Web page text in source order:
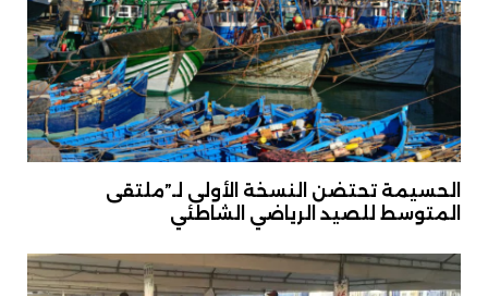
الحسيمة تحتضن النسخة الأولى لـ”ملتقى
المتوسط للصيد الرياضي الشاطئي